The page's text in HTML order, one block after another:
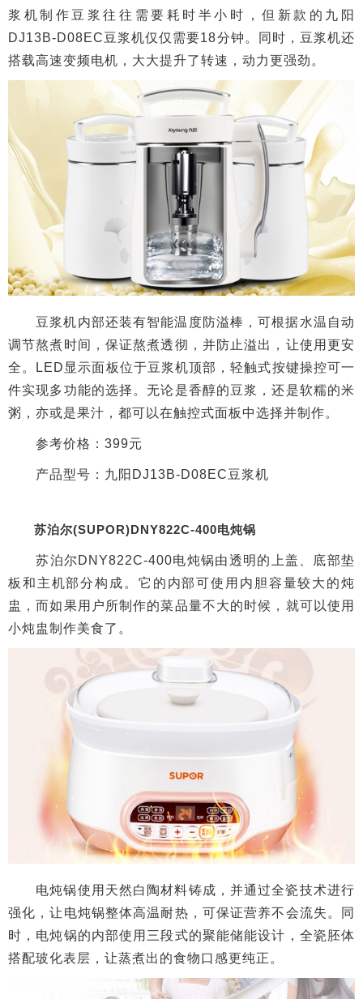
浆机制作豆浆往往需要耗时半小时，但新款的九阳
DJ13B-D08EC豆浆机仅仅需要18分钟。同时，豆浆机还
搭载高速变频电机，大大提升了转速，动力更强劲。
豆浆机内部还装有智能温度防溢棒，可根据水温自动
调节熬煮时间，保证熬煮透彻，并防止溢出，让使用更安
全。LED显示面板位于豆浆机顶部，轻触式按键操控可一
件实现多功能的选择。无论是香醇的豆浆，还是软糯的米
粥，亦或是果汁，都可以在触控式面板中选择并制作。
参考价格：399元
产品型号：九阳DJ13B-D08EC豆浆机
苏泊尔(SUPOR)DNY822C-400电炖锅
苏泊尔DNY822C-400电炖锅由透明的上盖、底部垫
板和主机部分构成。它的内部可使用内胆容量较大的炖
盅，而如果用户所制作的菜品量不大的时候，就可以使用
小炖盅制作美食了。
电炖锅使用天然白陶材料铸成，并通过全瓷技术进行
强化，让电炖锅整体高温耐热，可保证营养不会流失。同
时，电炖锅的内部使用三段式的聚能储能设计，全瓷胚体
搭配玻化表层，让蒸煮出的食物口感更纯正。